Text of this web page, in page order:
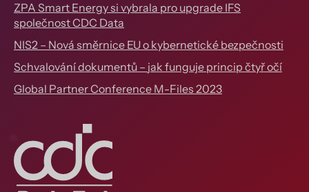
ZPA Smart Energy si vybrala pro upgrade IFS
společnost CDC Data
NIS2 – Nová směrnice EU o kybernetické bezpečnosti
Schvalování dokumentů – jak funguje princip čtyř očí
Global Partner Conference M-Files 2023